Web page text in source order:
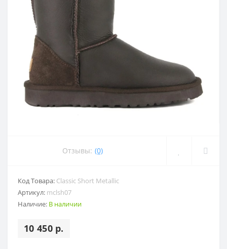
Отзывы: (0)
Код Товара: Classic Short Metallic
Артикул: mclsh07
Наличие: В наличии
10 450 р.